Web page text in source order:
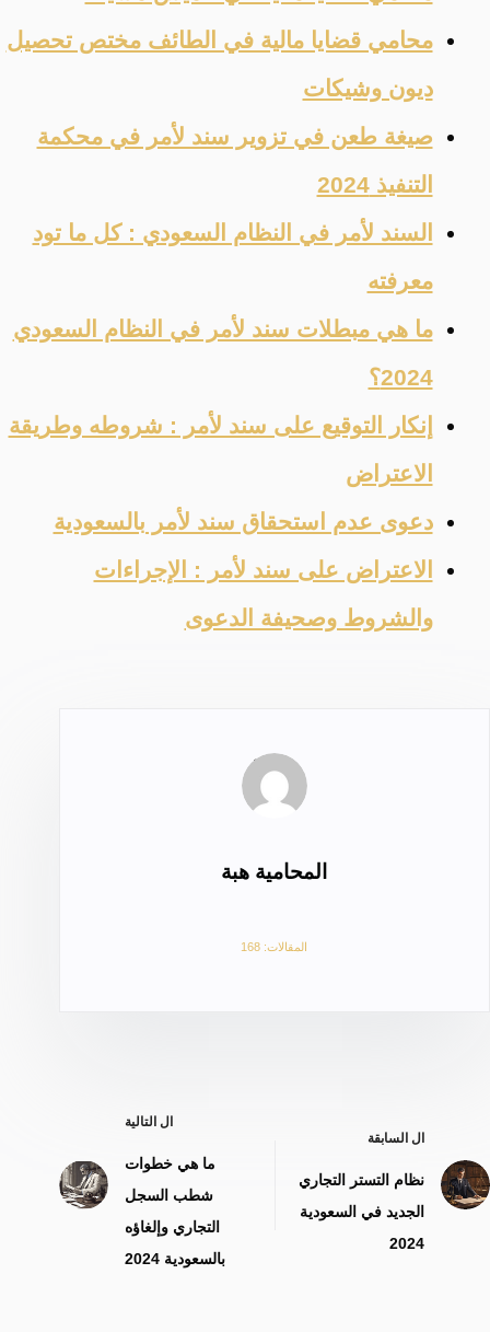
محامي قضايا مالية في الطائف مختص تحصيل
ديون وشيكات
صيغة طعن في تزوير سند لأمر في محكمة
التنفيذ 2024
السند لأمر في النظام السعودي : كل ما تود
معرفته
ما هي مبطلات سند لأمر في النظام السعودي
2024؟
إنكار التوقيع على سند لأمر : شروطه وطريقة
الاعتراض
دعوى عدم استحقاق سند لأمر بالسعودية
الاعتراض على سند لأمر : الإجراءات
والشروط وصحيفة الدعوى
المحامية هبة
المقالات: 168
ال السابقة
نظام التستر التجاري
الجديد في السعودية
2024
ال التالية
ما هي خطوات
شطب السجل
التجاري وإلغاؤه
بالسعودية 2024